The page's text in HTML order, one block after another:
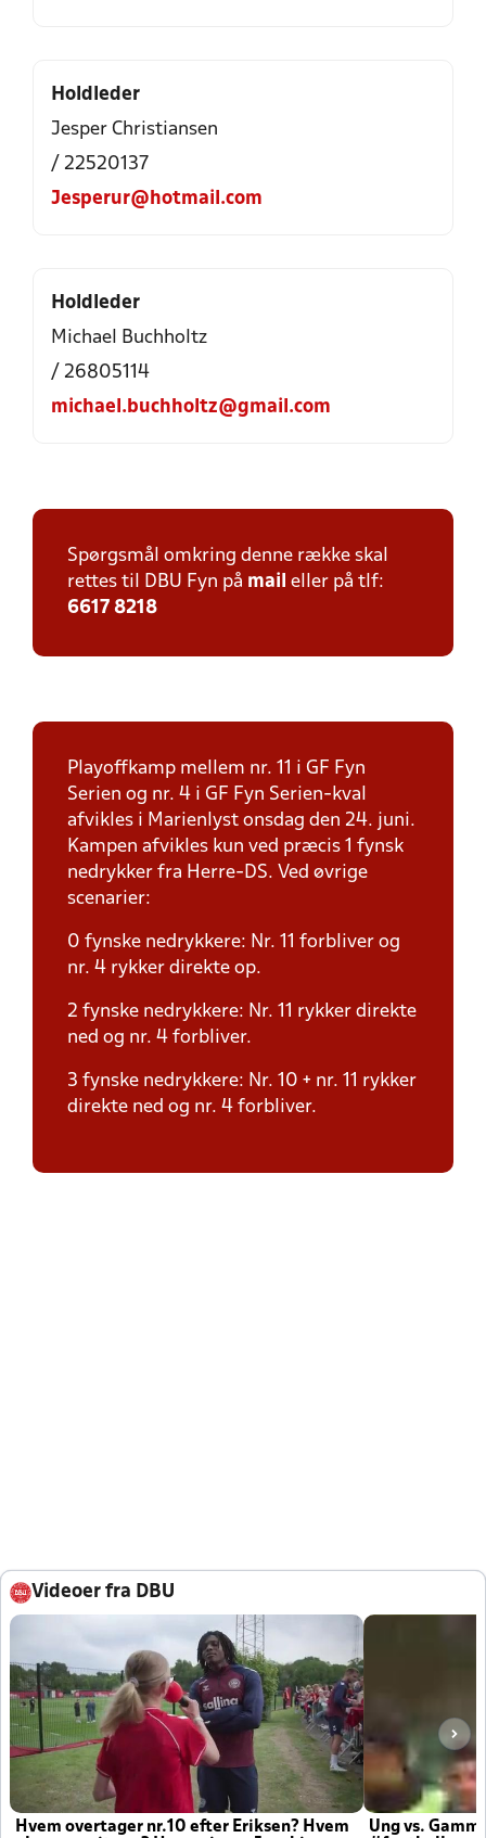
Holdleder
Jesper Christiansen
/ 22520137
Jesperur@hotmail.com
Holdleder
Michael Buchholtz
/ 26805114
michael.buchholtz@gmail.com
Spørgsmål omkring denne række skal
rettes til DBU Fyn på mail eller på tlf:
6617 8218
Playoffkamp mellem nr. 11 i GF Fyn
Serien og nr. 4 i GF Fyn Serien-kval
afvikles i Marienlyst onsdag den 24. juni.
Kampen afvikles kun ved præcis 1 fynsk
nedrykker fra Herre-DS. Ved øvrige
scenarier:
0 fynske nedrykkere: Nr. 11 forbliver og
nr. 4 rykker direkte op.
2 fynske nedrykkere: Nr. 11 rykker direkte
ned og nr. 4 forbliver.
3 fynske nedrykkere: Nr. 10 + nr. 11 rykker
direkte ned og nr. 4 forbliver.
Videoer fra DBU
Hvem overtager nr.10 efter Eriksen? Hvem
Ung vs.